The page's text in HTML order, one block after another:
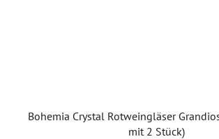
Bohemia Crystal Rotweingläser
mit 2 Stück)